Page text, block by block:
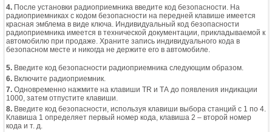
4. После установки радиоприемника введите код безопасности. На
радиоприемниках с кодом безопасности на передней клавише имеется
красная эмблема в виде ключа. Индивидуальный код безопасности
радиоприемника имеется в технической документации, прикладываемой к
автомобилю при продаже. Храните запись индивидуального кода в
безопасном месте и никогда не держите его в автомобиле.
5. Введите код безопасности радиоприемника следующим образом.
6. Включите радиоприемник.
7. Одновременно нажмите на клавиши TR и ТА до появления индикации
1000, затем отпустите клавиши.
8. Введите код безопасности, используя клавиши выбора станций с 1 по 4.
Клавиша 1 определяет первый номер кода, клавиша 2 – второй номер
кода и т. д.